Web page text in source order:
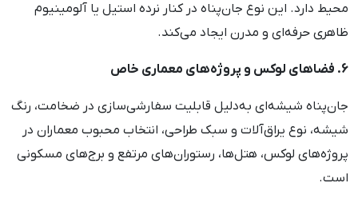
محیط دارد. این نوع جان‌پناه در کنار نرده استیل یا آلومینیوم
ظاهری حرفه‌ای و مدرن ایجاد می‌کند.
6. فضاهای لوکس و پروژه‌های معماری خاص
جان‌پناه شیشه‌ای به‌دلیل قابلیت سفارشی‌سازی در ضخامت، رنگ
شیشه، نوع یراق‌آلات و سبک طراحی، انتخاب محبوب معماران در
پروژه‌های لوکس، هتل‌ها، رستوران‌های مرتفع و برج‌های مسکونی
است.